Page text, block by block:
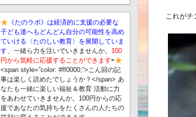
これがチ
《たのラボ》は経済的に支援の必要な
子ども達へもどんどん自分の可能性を高め
ていける〈たのしい教育〉を展開していま
す、一緒ら力を注いでいきませんか。 100
円から気軽に応援することができます⇨
<span style=”color: #ff0000;”>こん回の記
事は楽しく読めたでしょうか？</span> あ
なたも一緒に楽しい福祉＆教育 活動に力
をあわせていきませんか。100円からの応
援であなたの気持ちをたくさんの人たちの